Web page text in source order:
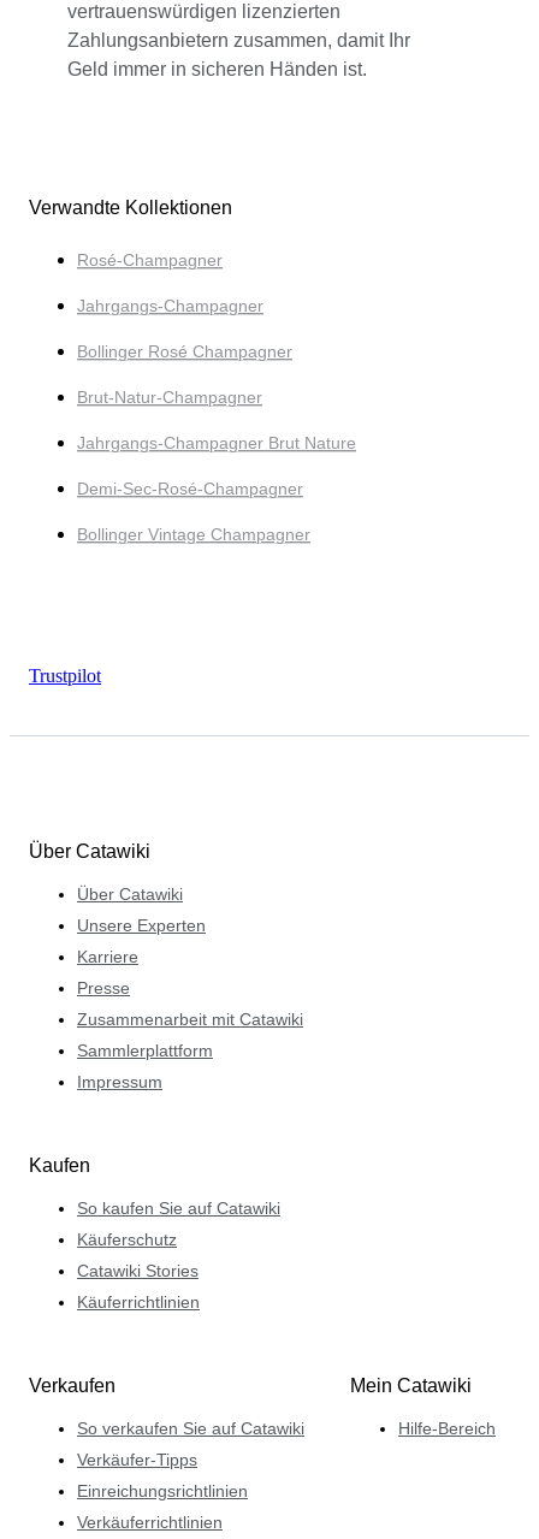
vertrauenswürdigen lizenzierten
Zahlungsanbietern zusammen, damit Ihr
Geld immer in sicheren Händen ist.
Verwandte Kollektionen
Rosé-Champagner
Jahrgangs-Champagner
Bollinger Rosé Champagner
Brut-Natur-Champagner
Jahrgangs-Champagner Brut Nature
Demi-Sec-Rosé-Champagner
Bollinger Vintage Champagner
Trustpilot
Über Catawiki
Über Catawiki
Unsere Experten
Karriere
Presse
Zusammenarbeit mit Catawiki
Sammlerplattform
Impressum
Kaufen
So kaufen Sie auf Catawiki
Käuferschutz
Catawiki Stories
Käuferrichtlinien
Verkaufen
So verkaufen Sie auf Catawiki
Verkäufer-Tipps
Einreichungsrichtlinien
Verkäuferrichtlinien
Mein Catawiki
Hilfe-Bereich